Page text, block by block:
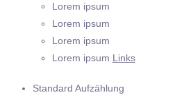
Lorem ipsum
Lorem ipsum
Lorem ipsum
Lorem ipsum Links
Standard Aufzählung